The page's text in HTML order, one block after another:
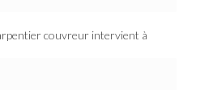
couvreur intervient à